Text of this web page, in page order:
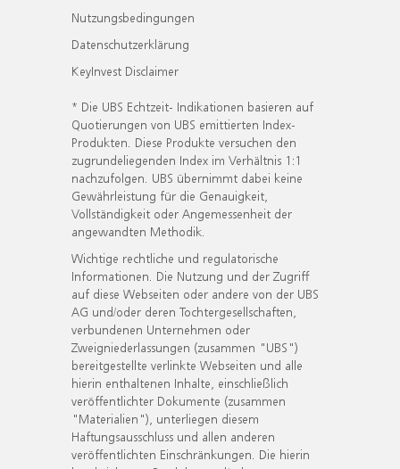
Nutzungsbedingungen
Datenschutzerklärung
KeyInvest Disclaimer
* Die UBS Echtzeit- Indikationen basieren auf
Quotierungen von UBS emittierten Index-
Produkten. Diese Produkte versuchen den
zugrundeliegenden Index im Verhältnis 1:1
nachzufolgen. UBS übernimmt dabei keine
Gewährleistung für die Genauigkeit,
Vollständigkeit oder Angemessenheit der
angewandten Methodik.
Wichtige rechtliche und regulatorische
Informationen. Die Nutzung und der Zugriff
auf diese Webseiten oder andere von der UBS
AG und/oder deren Tochtergesellschaften,
verbundenen Unternehmen oder
Zweigniederlassungen (zusammen "UBS")
bereitgestellte verlinkte Webseiten und alle
hierin enthaltenen Inhalte, einschließlich
veröffentlichter Dokumente (zusammen
"Materialien"), unterliegen diesem
Haftungsausschluss und allen anderen
veröffentlichten Einschränkungen. Die hierin